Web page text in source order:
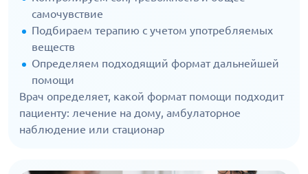
самочувствие
Подбираем терапию с учетом употребляемых
веществ
Определяем подходящий формат дальнейшей
помощи
Врач определяет, какой формат помощи подходит
пациенту: лечение на дому, амбулаторное
наблюдение или стационар